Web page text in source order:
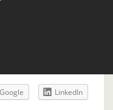
Google LinkedIn